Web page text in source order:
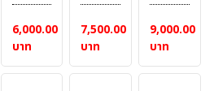
6x6
นิ้ว
6x6
นิ้ว
6x6
นิ้ว
ขนาด
2
ช่อง
สำหรับ
6,000.00
บาท
ขนาด
3
ช่อง
สำหรับ
7,500.00
บาท
ขนาด
4
ช่อง
สำหรับ
9,000.00
บาท